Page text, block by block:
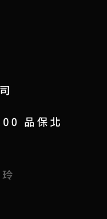
品保北